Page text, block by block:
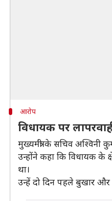
आरोप
विधायक पर
मुख्यमंत्री के सचिव अश्विनी
उन्होंने कहा कि विधायक के
था।
उन्हें दो दिन पहले बुखार और